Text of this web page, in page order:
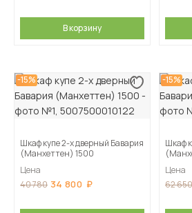
В корзину
-15%
Шкаф купе 2-х дверный Бавария
(Манхеттен) 1500
Цена
40 780 34 800
-15%
Шкаф
Цена
62 650